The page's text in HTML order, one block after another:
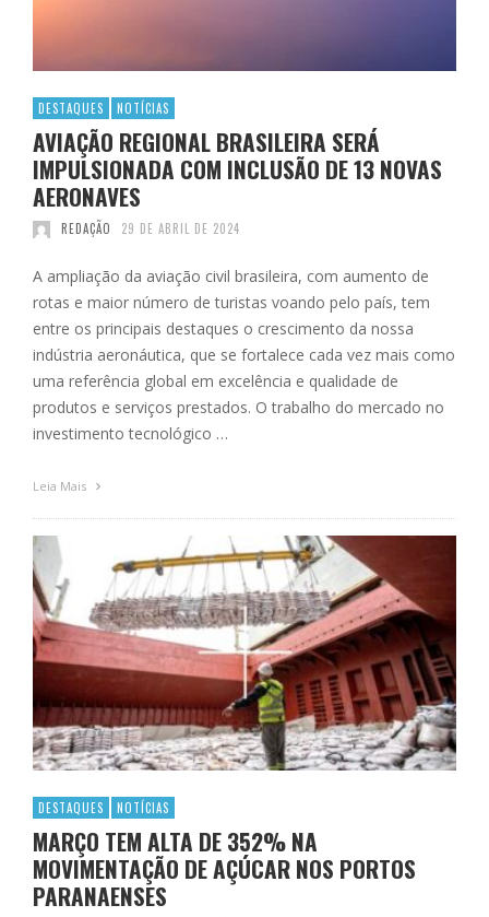
DESTAQUES NOTÍCIAS
AVIAÇÃO REGIONAL BRASILEIRA SERÁ
IMPULSIONADA COM INCLUSÃO DE 13 NOVAS
AERONAVES
REDAÇÃO 29 DE ABRIL DE 2024
A ampliação da aviação civil brasileira, com aumento de
rotas e maior número de turistas voando pelo país, tem
entre os principais destaques o crescimento da nossa
indústria aeronáutica, que se fortalece cada vez mais como
uma referência global em excelência e qualidade de
produtos e serviços prestados. O trabalho do mercado no
investimento tecnológico …
Leia Mais
DESTAQUES NOTÍCIAS
MARÇO TEM ALTA DE 352% NA
MOVIMENTAÇÃO DE AÇÚCAR NOS PORTOS
PARANAENSES